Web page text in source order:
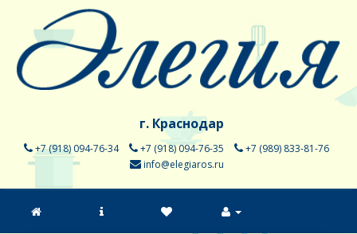
г. Краснодар
+7 (918) 094-76-34 +7 (918) 094-76-35
+7 (989) 833-81-76
info@elegiaros.ru